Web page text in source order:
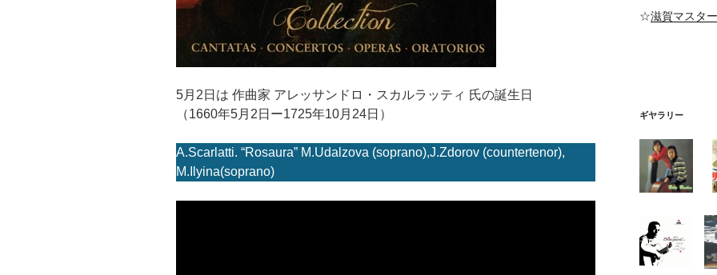
5月2日は 作曲家 アレッサンドロ・スカルラッティ 氏の誕生日
（1660年5月2日ー1725年10月24日）
A.Scarlatti. “Rosaura” M.Udalzova (soprano),J.Zdorov (countertenor),
M.Ilyina(soprano)
☆滋賀マスタ
ギヤラリー